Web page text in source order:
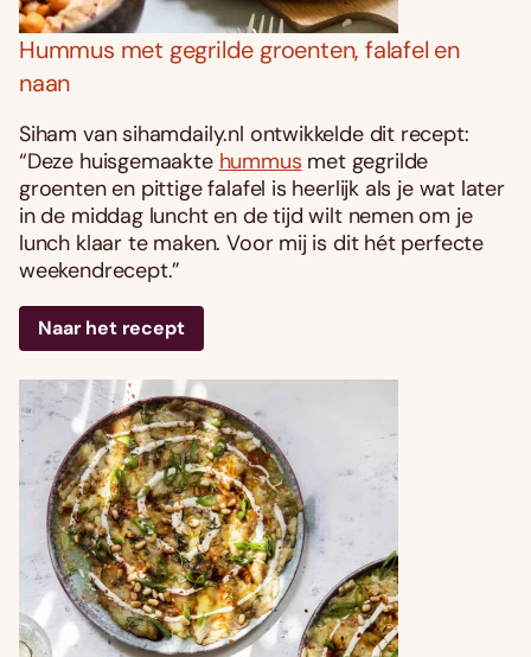
Hummus met gegrilde groenten, falafel en
naan
Siham van sihamdaily.nl ontwikkelde dit recept:
“Deze huisgemaakte hummus met gegrilde
groenten en pittige falafel is heerlijk als je wat later
in de middag luncht en de tijd wilt nemen om je
lunch klaar te maken. Voor mij is dit hét perfecte
weekendrecept.”
Naar het recept